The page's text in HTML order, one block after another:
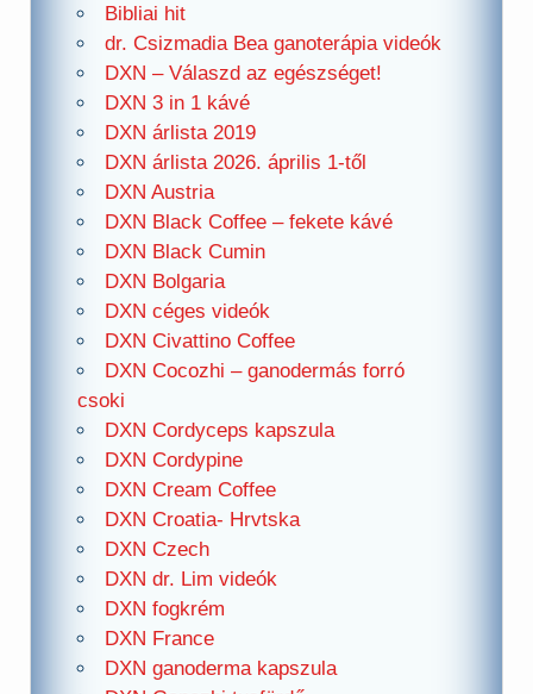
Bibliai hit
dr. Csizmadia Bea ganoterápia videók
DXN – Válaszd az egészséget!
DXN 3 in 1 kávé
DXN árlista 2019
DXN árlista 2026. április 1-től
DXN Austria
DXN Black Coffee – fekete kávé
DXN Black Cumin
DXN Bolgaria
DXN céges videók
DXN Civattino Coffee
DXN Cocozhi – ganodermás forró
csoki
DXN Cordyceps kapszula
DXN Cordypine
DXN Cream Coffee
DXN Croatia- Hrvtska
DXN Czech
DXN dr. Lim videók
DXN fogkrém
DXN France
DXN ganoderma kapszula